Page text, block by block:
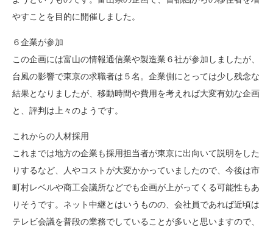
やすことを目的に開催しました。
６企業が参加
この企画には富山の情報通信業や製造業６社が参加しましたが、
台風の影響で東京の求職者は５名。企業側にとっては少し残念な
結果となりましたが、移動時間や費用を考えれば大変有効な企画
と、評判は上々のようです。
これからの人材採用
これまでは地方の企業も採用担当者が東京に出向いて説明をした
りするなど、人やコストが大変かかっていましたので、今後は市
町村レベルや商工会議所などでも企画が上がってくる可能性もあ
りそうです。ネット中継とはいうものの、会社員であれば近頃は
テレビ会議を普段の業務でしていることが多いと思いますので、